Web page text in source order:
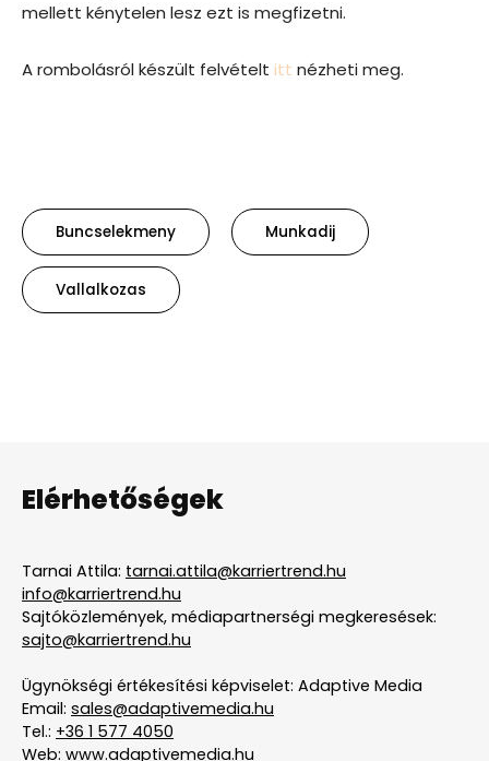
mellett kénytelen lesz ezt is megfizetni.
A rombolásról készült felvételt itt nézheti meg.
Buncselekmeny Munkadij
Vallalkozas
Elérhetőségek
Tarnai Attila: tarnai.attila@karriertrend.hu
info@karriertrend.hu
Sajtóközlemények, médiapartnerségi megkeresések:
sajto@karriertrend.hu
Ügynökségi értékesítési képviselet: Adaptive Media
Email: sales@adaptivemedia.hu
Tel.: +36 1 577 4050
Web: www.adaptivemedia.hu